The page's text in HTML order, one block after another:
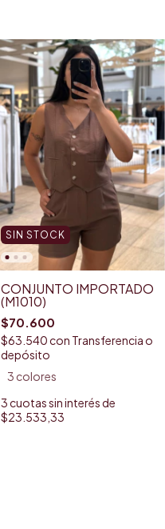
SIN STOCK
CONJUNTO IMPORTADO
(M1010)
$70.600
$63.540con Transferencia o
depósito
3 colores
3cuotas sin interés de
$23.533,33